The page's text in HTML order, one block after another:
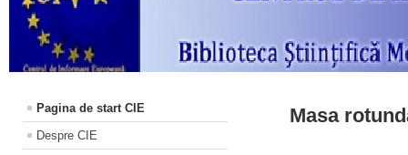
Pagina de start CIE
Despre CIE
Masa